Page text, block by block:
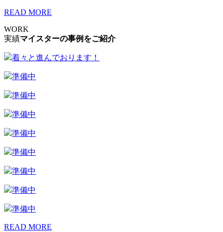
READ MORE
WORK
実績マイスターの事例をご紹介
着々と進んでおります！
準備中
準備中
準備中
準備中
準備中
準備中
準備中
準備中
READ MORE